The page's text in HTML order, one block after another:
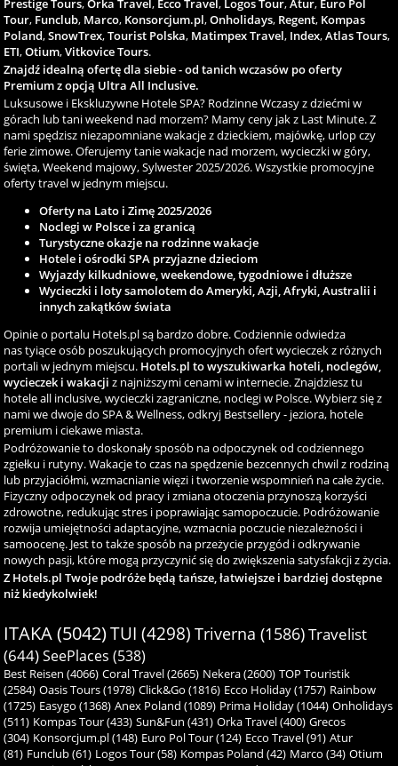
Prestige Tours,Orka Travel, Ecco Travel, Logos Tour,Atur, Euro Pol
Tour, Funclub, Marco, Konsorcjum.pl,Onholidays, Regent, Kompas
Poland,SnowTrex,Tourist Polska, Matimpex Travel, Index,Atlas Tours,
ETI,Otium,Vitkovice Tours.
Znajdź idealną ofertę dla siebie - od tanich wczasów po oferty
Premium z opcją Ultra All Inclusive.
Luksusowe i Ekskluzywne Hotele SPA? Rodzinne Wczasy z dziećmi w
górach lub tani weekend nad morzem? Mamy ceny jak z Last Minute. Z
nami spędzisz niezapomniane wakacje z dzieckiem, majówkę, urlop czy
ferie zimowe. Oferujemy tanie wakacje nad morzem, wycieczki w góry,
święta, Weekend majowy, Sylwester 2025/2026. Wszystkie promocyjne
oferty travel w jednym miejscu.
Oferty na Lato i Zimę 2025/2026
Noclegi w Polsce i za granicą
Turystyczne okazje na rodzinne wakacje
Hotele i ośrodki SPA przyjazne dzieciom
Wyjazdy kilkudniowe, weekendowe, tygodniowe i dłuższe
Wycieczki i loty samolotem do Ameryki, Azji, Afryki, Australii i
innych zakątków świata
Opinie o portalu Hotels.pl są bardzo dobre. Codziennie odwiedza
nas tyiące osób poszukujących promocyjnych ofert wycieczek z różnych
portali w jednym miejscu. Hotels.pl to wyszukiwarka hoteli, noclegów,
wycieczek i wakacji z najniższymi cenami w internecie. Znajdziesz tu
hotele all inclusive, wycieczki zagraniczne, noclegi w Polsce. Wybierz się z
nami we dwoje do SPA & Wellness, odkryj Bestsellery - jeziora, hotele
premium i ciekawe miasta.
Podróżowanie to doskonały sposób na odpoczynek od codziennego
zgiełku i rutyny. Wakacje to czas na spędzenie bezcennych chwil z rodziną
lub przyjaciółmi, wzmacnianie więzi i tworzenie wspomnień na całe życie.
Fizyczny odpoczynek od pracy i zmiana otoczenia przynoszą korzyści
zdrowotne, redukując stres i poprawiając samopoczucie. Podróżowanie
rozwija umiejętności adaptacyjne, wzmacnia poczucie niezależności i
samoocenę. Jest to także sposób na przeżycie przygód i odkrywanie
nowych pasji, które mogą przyczynić się do zwiększenia satysfakcji z życia.
Z Hotels.pl Twoje podróże będą tańsze, łatwiejsze i bardziej dostępne
niż kiedykolwiek!
ITAKA (5042)TUI (4298) Triverna (1586)Travelist
(644) SeePlaces (538)
Best Reisen (4066) Coral Travel (2665) Nekera (2600) TOP Touristik
(2584) Oasis Tours (1978) Click&Go (1816) Ecco Holiday (1757) Rainbow
(1725) Easygo (1368) Anex Poland (1089) Prima Holiday (1044) Onholidays
(511) Kompas Tour (433) Sun&Fun (431) Orka Travel (400) Grecos
(304) Konsorcjum.pl (148) Euro Pol Tour (124) Ecco Travel (91) Atur
(81) Funclub (61) Logos Tour (58) Kompas Poland (42) Marco (34) Otium